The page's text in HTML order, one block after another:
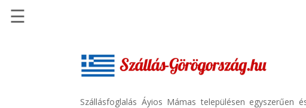
Szállásinfo.eu
☰
Szállásfoglalás Áyios Mámas településen